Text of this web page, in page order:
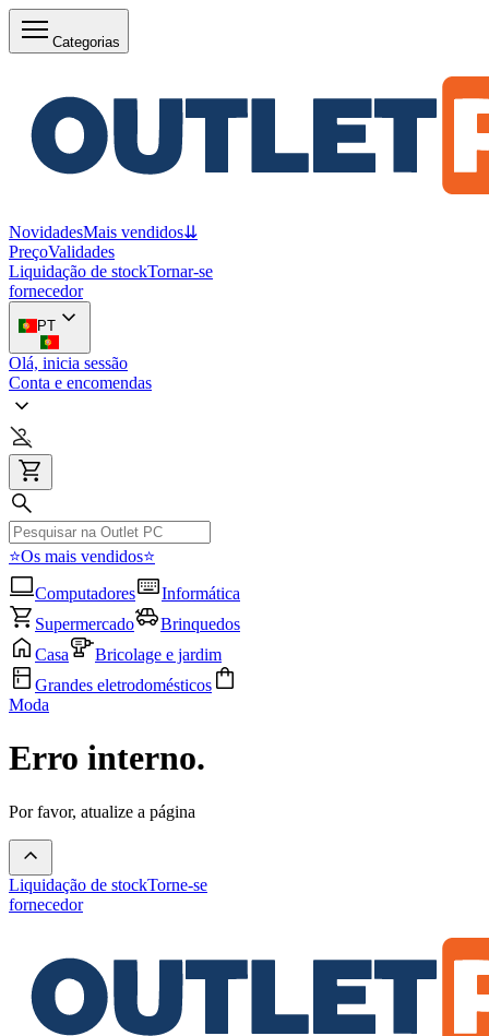
Categorias
NovidadesMais vendidos⇊
PreçoValidades
Liquidação de stockTornar-se
fornecedor
PT
Olá, inicia sessão
Conta e encomendas
⭐Os mais vendidos⭐
Computadores
Informática
Supermercado
Brinquedos
Casa
Bricolage e jardim
Grandes eletrodomésticos
Moda
Erro interno.
Por favor, atualize a página
Liquidação de stockTorne-se
fornecedor